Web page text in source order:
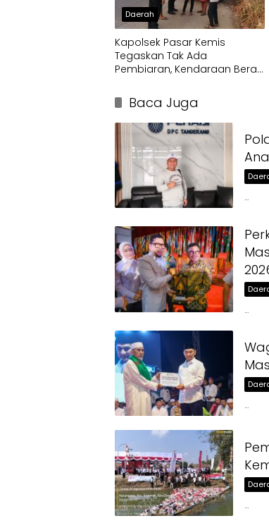
Daerah
Kapolsek Pasar Kemis
Tegaskan Tak Ada
Pembiaran, Kendaraan Berat
Ditertibkan
Baca Juga
…
…
…
…